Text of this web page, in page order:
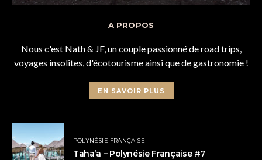
A PROPOS
Nous c'est Nath & JF, un couple passionné de road trips,
voyages insolites, d'écotourisme ainsi que de gastronomie !
EN SAVOIR PLUS
POLYNÉSIE FRANÇAISE
Taha’a – Polynésie Française #7